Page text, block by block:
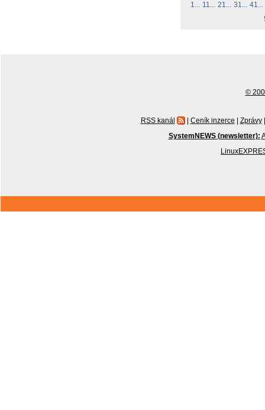
1... 11... 21... 31... 41...
©
RSS kanál | Ceník inzerce | Zprávy |
SystemNEWS (newsletter):